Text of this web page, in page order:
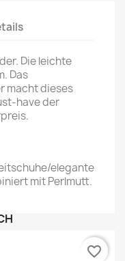
Die leichte
Das
macht dieses
have der
elegante
mit Perlmutt.
favorite_border